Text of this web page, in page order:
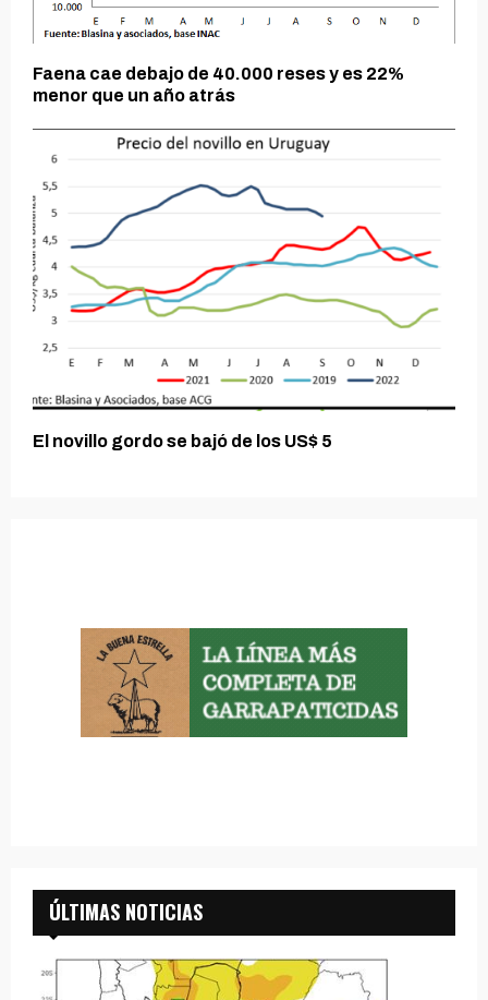
Faena cae debajo de 40.000 reses y es 22%
menor que un año atrás
El novillo gordo se bajó de los US$ 5
ÚLTIMAS NOTICIAS